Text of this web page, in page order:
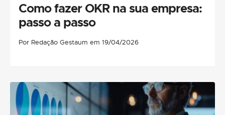
Como fazer OKR na sua empresa:
passo a passo
Por Redação Gestaum em 19/04/2026